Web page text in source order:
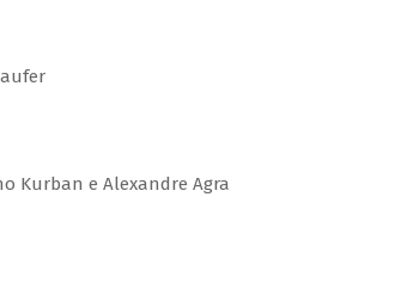
Kurban e Alexandre Agra